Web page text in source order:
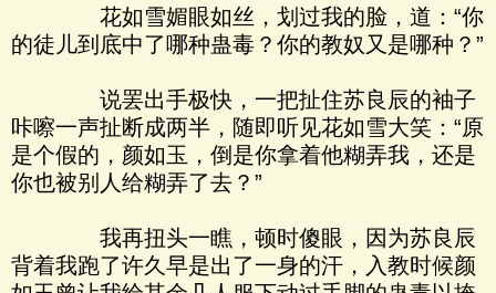
花如雪媚眼如丝，划过我的脸，道：“你
的徒儿到底中了哪种蛊毒？你的教奴又是哪种？”
说罢出手极快，一把扯住苏良辰的袖子
咔嚓一声扯断成两半，随即听见花如雪大笑：“原
是个假的，颜如玉，倒是你拿着他糊弄我，还是
你也被别人给糊弄了去？”
我再扭头一瞧，顿时傻眼，因为苏良辰
背着我跑了许久早是出了一身的汗，入教时候颜